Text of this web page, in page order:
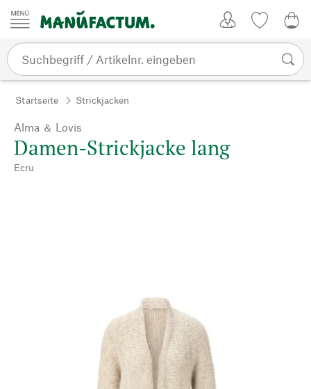
Zum Inhalt springen
Startseite Strickjacken
Alma ＆ Lovis
Damen-Strickjacke lang
Ecru